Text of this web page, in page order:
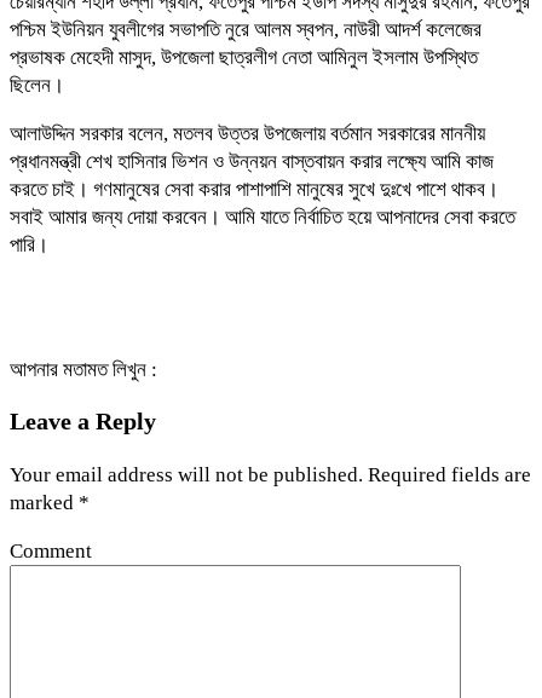
পশ্চিম ইউনিয়ন যুবলীগের সভাপতি নুরে আলম স্বপন, নাউরী আদর্শ কলেজের
প্রভাষক মেহেদী মাসুদ, উপজেলা ছাত্রলীগ নেতা আমিনুল ইসলাম উপস্থিত
ছিলেন।
আলাউদ্দিন সরকার বলেন, মতলব উত্তর উপজেলায় বর্তমান সরকারের মাননীয়
প্রধানমন্ত্রী শেখ হাসিনার ভিশন ও উন্নয়ন বাস্তবায়ন করার লক্ষ্যে আমি কাজ
করতে চাই। গণমানুষের সেবা করার পাশাপাশি মানুষের সুখে দুঃখে পাশে থাকব।
সবাই আমার জন্য দোয়া করবেন। আমি যাতে নির্বাচিত হয়ে আপনাদের সেবা করতে
পারি।
আপনার মতামত লিখুন :
Leave a Reply
Your email address will not be published. Required fields are
marked *
Comment